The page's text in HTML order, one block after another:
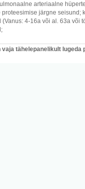
arteriaalne
järgne seisund;
(Vanus: 4-16a või al. 63a või
;
tähelepanelikult